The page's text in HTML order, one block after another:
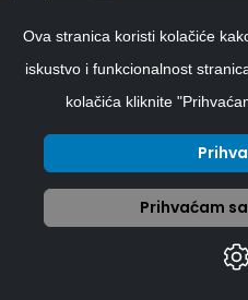
27.04.2027.
MAROKO -
KRALJEVSKI
Ova stranica koristi kolačiće
iskustvo i funkcionalnost
kolačića kliknite
Prihvaćam